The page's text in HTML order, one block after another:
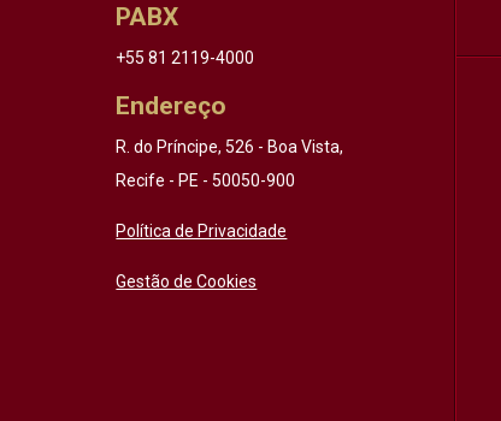
PABX
+55 81 2119-4000
Endereço
R. do Príncipe, 526 - Boa Vista,
Recife - PE - 50050-900
Política de Privacidade
Gestão de Cookies